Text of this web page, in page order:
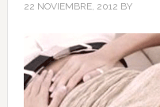
22 NOVIEMBRE, 2012 BY